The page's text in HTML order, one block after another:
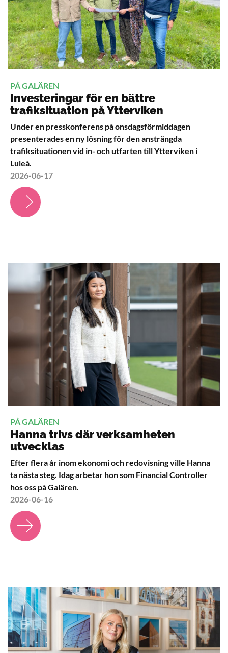
PÅ GALÄREN
Investeringar för en bättre
trafiksituation på Ytterviken
Under en presskonferens på onsdagsförmiddagen
presenterades en ny lösning för den ansträngda
trafiksituationen vid in- och utfarten till Ytterviken i
Luleå.
2026-06-17
PÅ GALÄREN
Hanna trivs där verksamheten
utvecklas
Efter flera år inom ekonomi och redovisning ville Hanna
ta nästa steg. Idag arbetar hon som Financial Controller
hos oss på Galären.
2026-06-16